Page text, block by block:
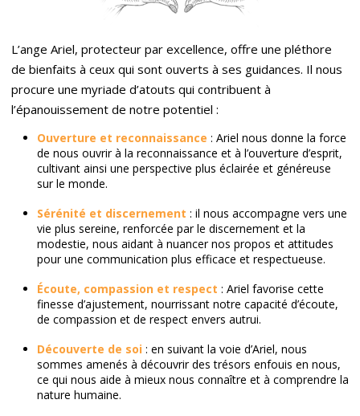
L’ange Ariel, protecteur par excellence, offre une pléthore
de bienfaits à ceux qui sont ouverts à ses guidances. Il nous
procure une myriade d’atouts qui contribuent à
l’épanouissement de notre potentiel :
Ouverture et reconnaissance : Ariel nous donne la force
de nous ouvrir à la reconnaissance et à l’ouverture d’esprit,
cultivant ainsi une perspective plus éclairée et généreuse
sur le monde.
Sérénité et discernement : il nous accompagne vers une
vie plus sereine, renforcée par le discernement et la
modestie, nous aidant à nuancer nos propos et attitudes
pour une communication plus efficace et respectueuse.
Écoute, compassion et respect : Ariel favorise cette
finesse d’ajustement, nourrissant notre capacité d’écoute,
de compassion et de respect envers autrui.
Découverte de soi : en suivant la voie d’Ariel, nous
sommes amenés à découvrir des trésors enfouis en nous,
ce qui nous aide à mieux nous connaître et à comprendre la
nature humaine.